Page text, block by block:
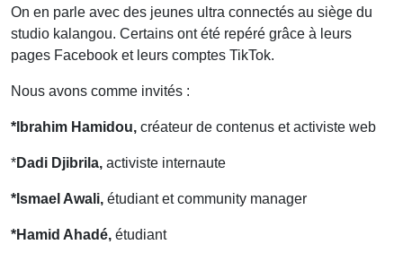
On en parle avec des jeunes ultra connectés au siège du
studio kalangou. Certains ont été repéré grâce à leurs
pages Facebook et leurs comptes TikTok.
Nous avons comme invités :
*Ibrahim Hamidou, créateur de contenus et activiste web
*Dadi Djibrila, activiste internaute
*Ismael Awali, étudiant et community manager
*Hamid Ahadé, étudiant